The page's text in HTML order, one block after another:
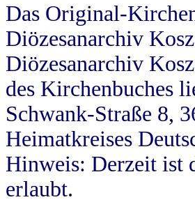
Das Original-
Diözesanarchiv
Diözesanarchiv
des Kirchenbuches
Schwank-Straße 8,
Heimatkreises
Hinweis: Derzeit ist
erlaubt.